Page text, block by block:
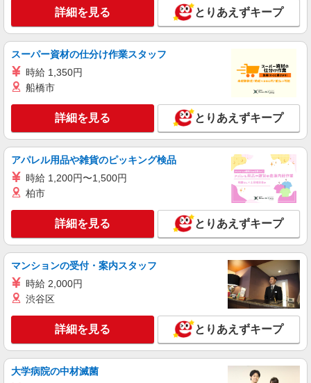
詳細を見る とりあえずキープ
スーパー資材の仕分け作業スタッフ
時給 1,350円
船橋市
詳細を見る とりあえずキープ
アパレル用品や雑貨のピッキング検品
時給 1,200円〜1,500円
柏市
詳細を見る とりあえずキープ
マンションの受付・案内スタッフ
時給 2,000円
渋谷区
詳細を見る とりあえずキープ
大学病院の中材滅菌